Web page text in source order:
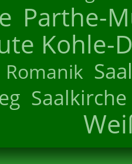
Parthe-
Kohle-
Romanik
Saalkirche